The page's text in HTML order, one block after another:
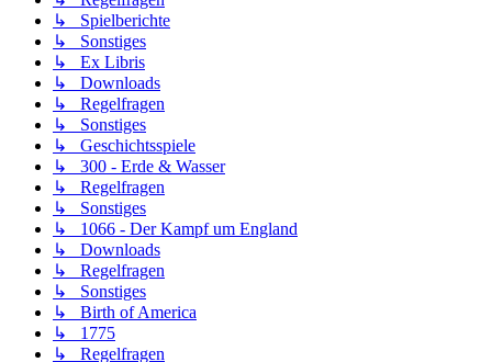
↳ Spielberichte
↳ Sonstiges
↳ Ex Libris
↳ Downloads
↳ Regelfragen
↳ Sonstiges
↳ Geschichtsspiele
↳ 300 - Erde & Wasser
↳ Regelfragen
↳ Sonstiges
↳ 1066 - Der Kampf um England
↳ Downloads
↳ Regelfragen
↳ Sonstiges
↳ Birth of America
↳ 1775
↳ Regelfragen